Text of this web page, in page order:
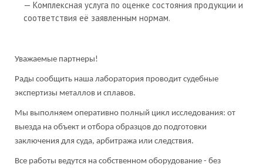
Комплексная услуга по оценке состояния продукции и
соответствия её заявленным нормам.
Уважаемые партнеры!
Рады сообщить наша лаборатория проводит судебные
экспертизы металлов и сплавов.
Мы выполняем оперативно полный цикл исследования: от
выезда на объект и отбора образцов до подготовки
заключения для суда, арбитража или следствия.
Все работы ведутся на собственном оборудование - без